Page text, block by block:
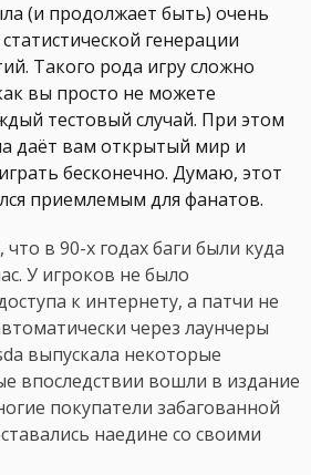
(и продолжает быть) очень
генерации
Такого рода игру сложно
вы просто не можете
тестовый случай. При этом
даёт вам открытый мир и
бесконечно. Думаю, этот
приемлемым для фанатов.
в 90-х годах баги были куда
У игроков не было
к интернету, а патчи не
через лаунчеры
выпускала некоторые
впоследствии вошли в издание
покупатели забагованной
наедине со своими